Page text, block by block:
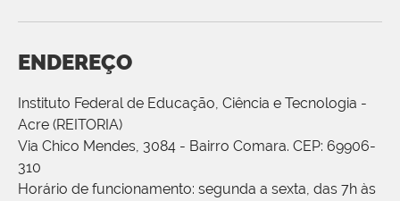
ENDEREÇO
Instituto Federal de Educação, Ciência e Tecnologia -
Acre (REITORIA)
Via Chico Mendes, 3084 - Bairro Comara. CEP: 69906-
310
Horário de funcionamento: segunda a sexta, das 7h às